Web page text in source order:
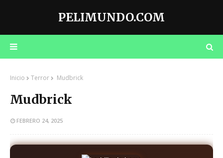
PELIMUNDO.COM
Inicio Terror Mudbrick
Mudbrick
FEBRERO 24, 2025